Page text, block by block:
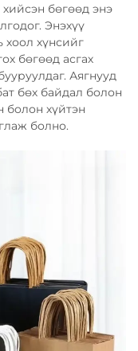
бөгөөд энэ
Энэхүү
хоол хүнсийг
бөгөөд асгах
Аягнууд
бөх байдал болон
болон хүйтэн
болно.